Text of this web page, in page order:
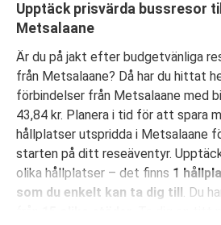
Upptäck prisvärda bussresor
Metsalaane
Är du på jakt efter budgetvänliga
från Metsalaane? Då har du hittat
förbindelser från Metsalaane med
43,84 kr. Planera i tid för att spara
hållplatser utspridda i Metsalaane
starten på ditt reseäventyr.
olika hållplatser – det finns 1
som du enkelt kan ta dig till . Du